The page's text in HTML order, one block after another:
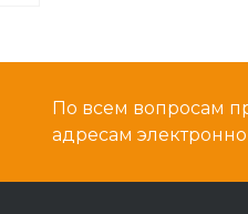
По всем вопросам
адресам